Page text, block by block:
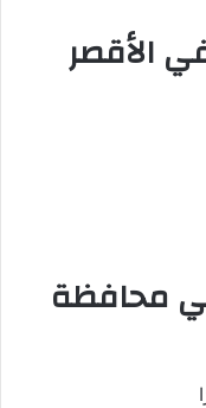
الأقصر
محافظة